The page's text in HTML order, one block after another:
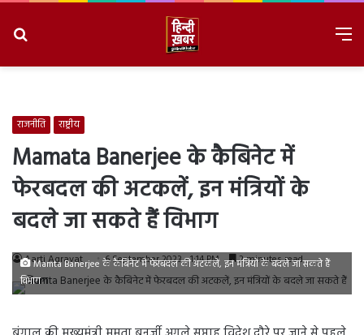
राजनीति राष्ट्रीय
Mamata Banerjee के कैबिनेट में
फेरबदल की अटकलें, इन मंत्रियों के
बदले जा सकते हैं विभाग
Aarti Agravat 6 September 2023 - 1:14 PM 2 minutes read
Mamta Banerjee के कैबिनेट में फेरबदल की अटकलें, इन मंत्रियों के बदले जा सकते हैं
विभाग